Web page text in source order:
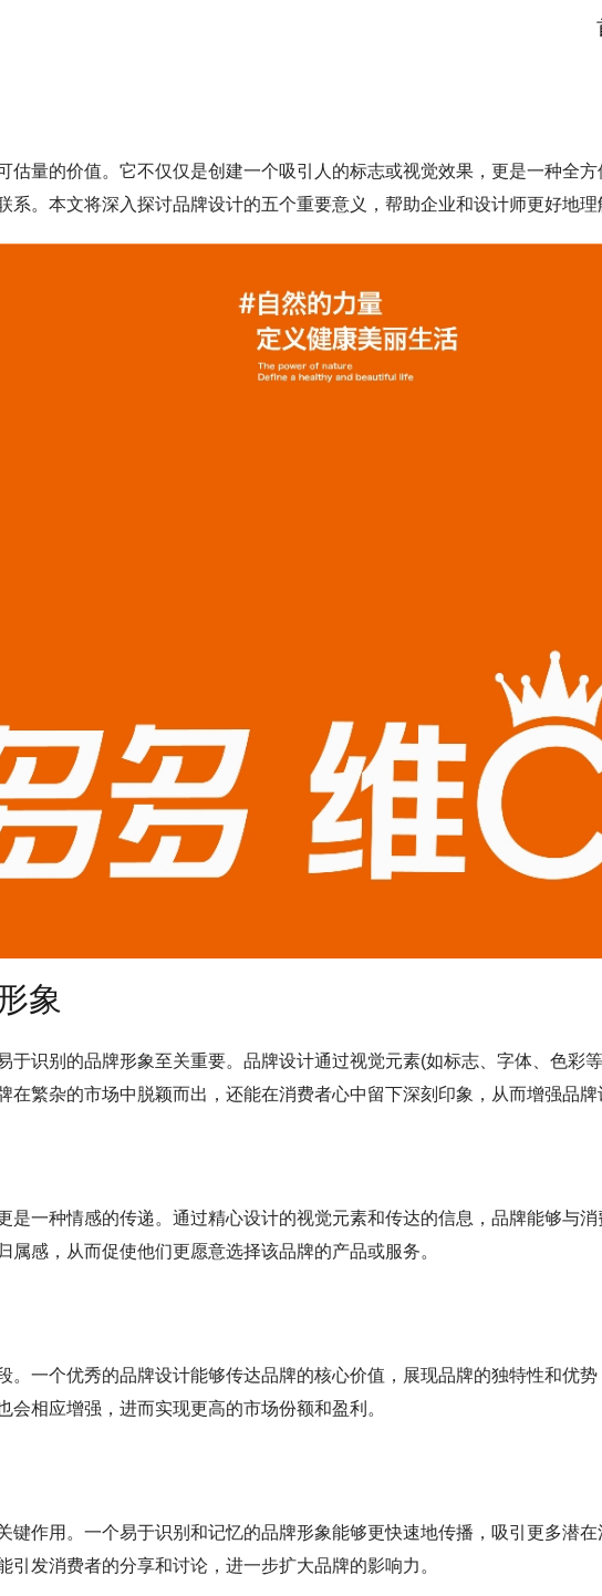
估量的价值。它不仅仅是创建一个吸引人的标志或视觉效果，更是一种全
系。本文将深入探讨品牌设计的五个重要意义，帮助企业和设计师更好地理
象
于识别的品牌形象至关重要。品牌设计通过视觉元素(如标志、字体、色彩
在繁杂的市场中脱颖而出，还能在消费者心中留下深刻印象，从而增强品牌
是一种情感的传递。通过精心设计的视觉元素和传达的信息，品牌能够与
感，从而促使他们更愿意选择该品牌的产品或服务。
。一个优秀的品牌设计能够传达品牌的核心价值，展现品牌的独特性和优
会相应增强，进而实现更高的市场份额和盈利。
键作用。一个易于识别和记忆的品牌形象能够更快速地传播，吸引更多潜
发消费者的分享和讨论，进一步扩大品牌的影响力。